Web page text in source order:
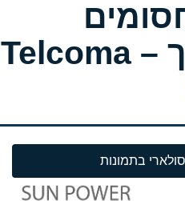
ודלתות מוסך – Telcoma
בתמונות